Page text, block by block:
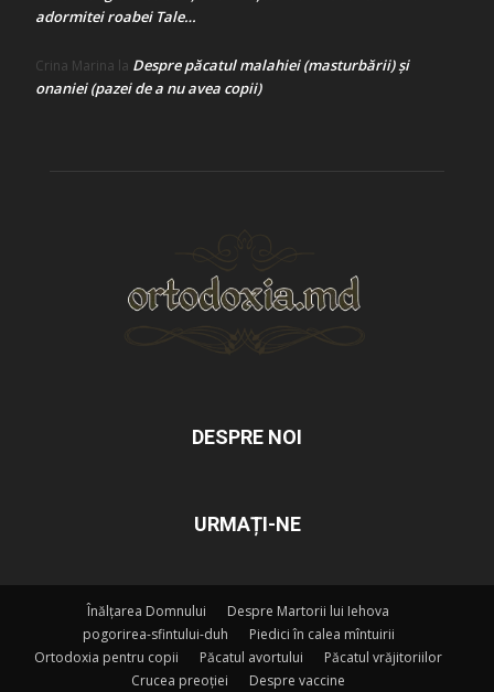
adormitei roabei Tale…
Crina Marina la Despre păcatul malahiei (masturbării) şi
onaniei (pazei de a nu avea copii)
DESPRE NOI
URMAȚI-NE
Înălțarea Domnului
Despre Martorii lui Iehova
pogorirea-sfintului-duh
Piedici în calea mîntuirii
Ortodoxia pentru copii
Păcatul avortului
Păcatul vrăjitoriilor
Crucea preoției
Despre vaccine